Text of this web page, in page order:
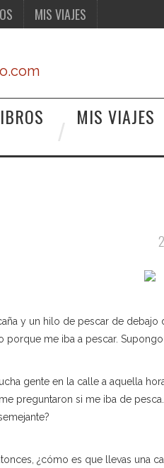
MIS VIAJES
MIS VIAJES
y un hilo de pescar de
porque me iba a pescar.
gente en la calle a aquella
preguntaron si me iba de
¿cómo es que llevas una